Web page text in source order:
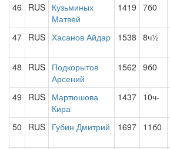
46 RUS Кузьминых
Матвей
1419 7б0
47 RUS Хасанов Айдар 1538 8ч½
48 RUS Подкорытов
Арсений
1562 9б0
49 RUS Мартюшова
Кира
1437 10ч-
50 RUS Губин Дмитрий 1697 11б0